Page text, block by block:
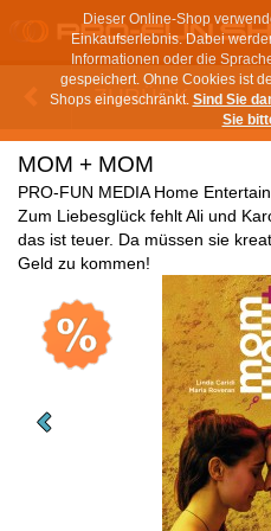
Dieser Online-Shop
Einkaufserlebnis. Dabei
Informationen oder die
gespeichert. Ohne Cookies ist
Shops eingeschränkt. Sind Sie
Sie
ZURÜCK
MOM + MOM
PRO-FUN MEDIA Home
Zum Liebesglück fehlt Ali und
das ist teuer. Da müssen sie
Geld zu kommen!